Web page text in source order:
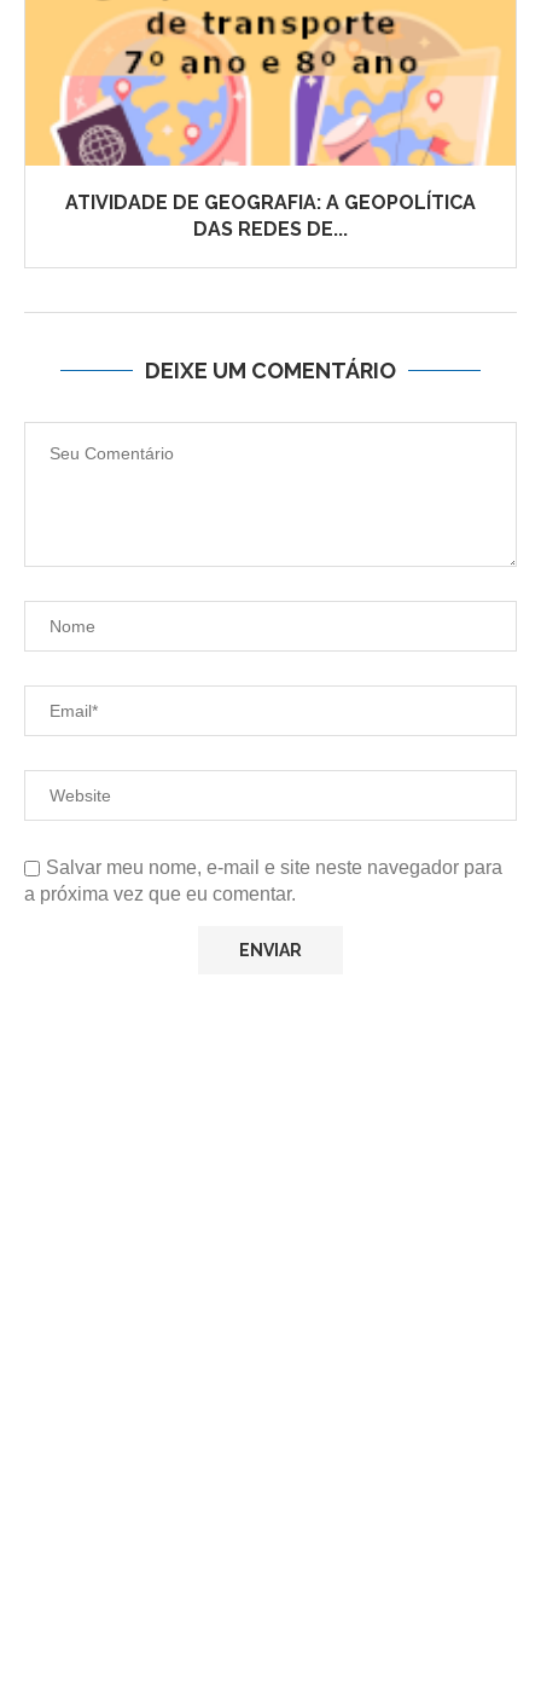
ATIVIDADE DE GEOGRAFIA: A GEOPOLÍTICA
DAS REDES DE...
DEIXE UM COMENTÁRIO
Salvar meu nome, e-mail e site neste navegador para
a próxima vez que eu comentar.